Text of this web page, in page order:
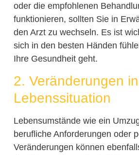
oder die empfohlenen
funktionieren, sollten Sie in
den Arzt zu wechseln. Es ist
sich in den besten Händen
Ihre Gesundheit geht.
2. Veränderungen
Lebenssituation
Lebensumstände wie ein
berufliche Anforderungen oder
Veränderungen können